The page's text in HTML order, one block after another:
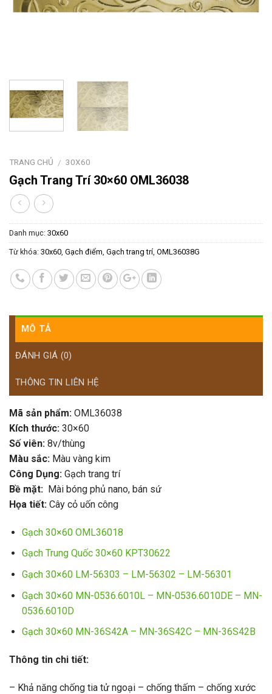
TRANG CHỦ / 30X60
Gạch Trang Trí 30×60 OML36038
Danh mục: 30x60
Từ khóa: 30x60, Gạch điểm, Gạch trang trí, OML36038G
MÔ TẢ
ĐÁNH GIÁ (0)
THÔNG TIN LIÊN HỆ
Mã sản phẩm: OML36038
Kích thước: 30×60
Số viên: 8v/thùng
Màu sắc: Màu vàng kim
Công Dụng: Gạch trang trí
Bề mặt: Mài bóng phủ nano, bán sứ
Họa tiết: Cây cỏ uốn công
Gạch 30×60 OML36018
Gạch Trung Quốc 30×60 KPT30622
Gạch 30×60 LM-56303 – LM-56302 – LM-56301
Gạch 30×60 MN-0536.6010L – MN-0536.6010DE – MN-
0536.6010D
Gạch 30×60 MN-36S42A – MN-36S42C – MN-36S42B
Thông tin chi tiết:
– Khả năng chống tia tử ngoại – chống thấm – chống xước